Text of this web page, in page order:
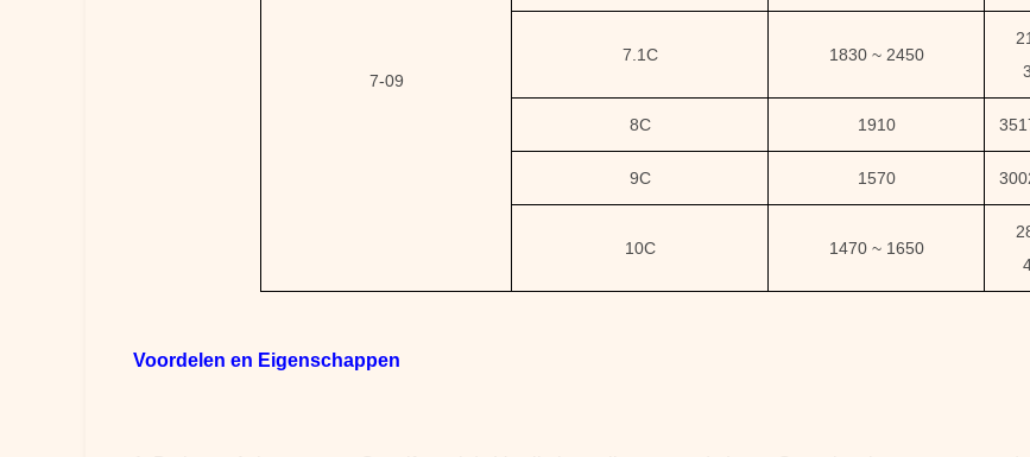
7-09
7.1C 1830 ~ 2450
8C 1910
9C 1570
10C 1470 ~ 1650
Voordelen en Eigenschappen